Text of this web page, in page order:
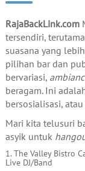
RajaBackLink.com
tersendiri,
suasana yang
pilihan bar dan
bervariasi,
beragam. Ini
bersosialisasi,
Mari kita telusuri
asyik untuk
1. The Valley Bistro
Live DJ/Band